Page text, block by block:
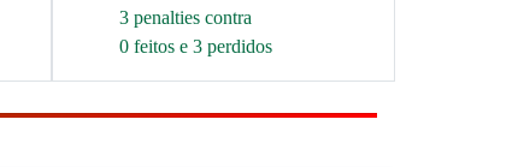
3 penalties contra
0 feitos e 3 perdidos